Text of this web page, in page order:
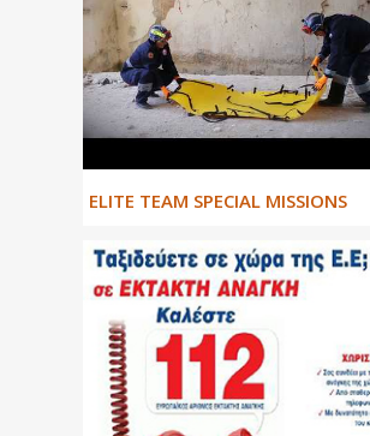
ΕLITE TEAM SPECIAL MISSIONS